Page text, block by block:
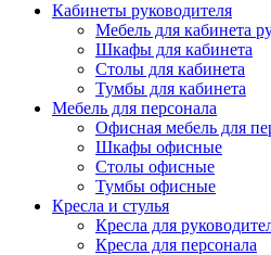
Кабинеты руководителя
Мебель для кабинета
Шкафы для кабинета
Столы для кабинета
Тумбы для кабинета
Мебель для персонала
Офисная мебель для
Шкафы офисные
Столы офисные
Тумбы офисные
Кресла и стулья
Кресла для
Кресла для персонала